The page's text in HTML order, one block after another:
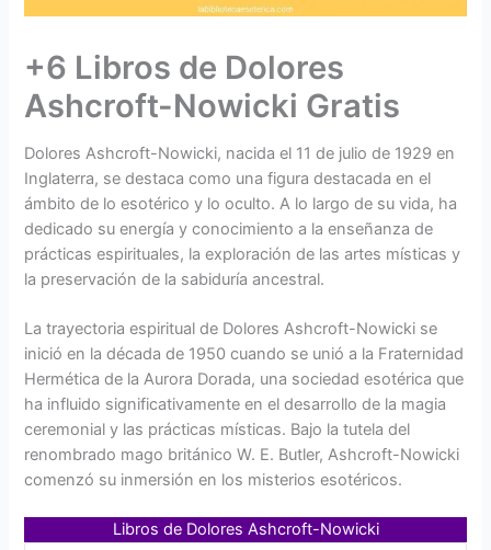
+6 Libros de Dolores
Ashcroft-Nowicki Gratis
Dolores Ashcroft-Nowicki, nacida el 11 de julio de 1929 en
Inglaterra, se destaca como una figura destacada en el
ámbito de lo esotérico y lo oculto. A lo largo de su vida, ha
dedicado su energía y conocimiento a la enseñanza de
prácticas espirituales, la exploración de las artes místicas y
la preservación de la sabiduría ancestral.
La trayectoria espiritual de Dolores Ashcroft-Nowicki se
inició en la década de 1950 cuando se unió a la Fraternidad
Hermética de la Aurora Dorada, una sociedad esotérica que
ha influido significativamente en el desarrollo de la magia
ceremonial y las prácticas místicas. Bajo la tutela del
renombrado mago británico W. E. Butler, Ashcroft-Nowicki
comenzó su inmersión en los misterios esotéricos.
Libros de Dolores Ashcroft-Nowicki